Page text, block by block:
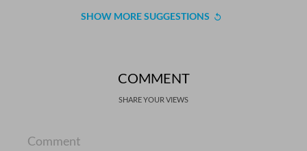
SHOW MORE SUGGESTIONS
COMMENT
SHARE YOUR VIEWS
Comment